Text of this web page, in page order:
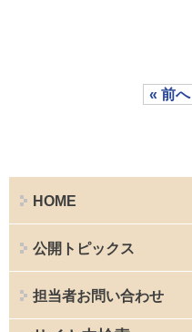
« 前へ
HOME
公開トピックス
担当者お問い合わせ